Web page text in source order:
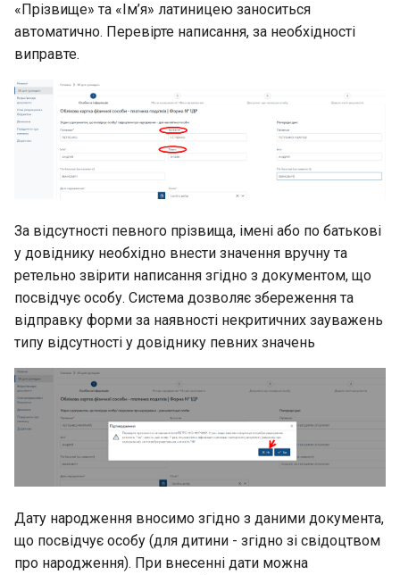
«Прізвище» та «Ім’я» латиницею заноситься
автоматично. Перевірте написання, за необхідності
виправте.
За відсутності певного прізвища, імені або по батькові
у довіднику необхідно внести значення вручну та
ретельно звірити написання згідно з документом, що
посвідчує особу. Система дозволяє збереження та
відправку форми за наявності некритичних зауважень
типу відсутності у довіднику певних значень
Дату народження вносимо згідно з даними документа,
що посвідчує особу (для дитини - згідно зі свідоцтвом
про народження). При внесенні дати можна